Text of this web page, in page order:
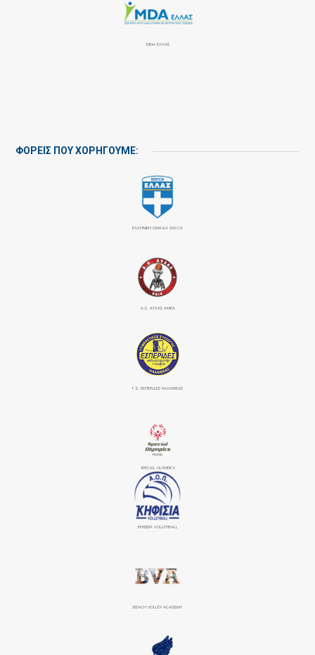
MDA ΕΛΛΑΣ
ΦΟΡΕΙΣ ΠΟΥ ΧΟΡΗΓΟΥΜΕ:
ΕΛΛΗΝΙΚΗ ΟΜΑΔΑ SOCCA
Α.Σ. ΑΤΛΑΣ ΑΜΕΑ
Γ.Σ. ΕΣΠΕΡΙΔΕΣ ΚΑΛΛΙΘΕΑΣ
SPECIAL OLYMPICS
ΚΗΦΙΣΙΆ VOLLEYBALL
BEACH VOLLEY ACADEMY